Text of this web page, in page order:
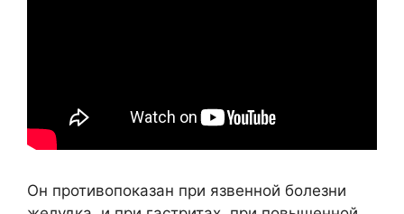
Он противопоказан при язвенной болезни